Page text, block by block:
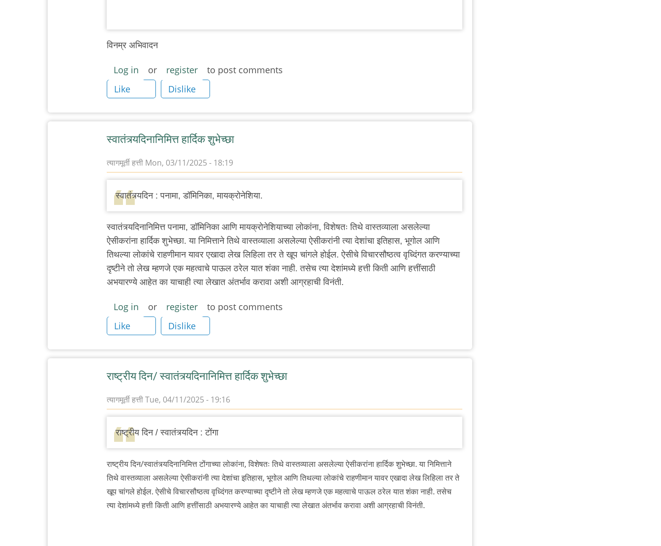
विनम्र अभिवादन
Log in or register
to post comments
Like
Dislike
स्वातंत्र्यदिनानिमित्त हार्दिक शुभेच्छा
त्यागमूर्ती हत्ती Mon, 03/11/2025 - 18:19
स्वातंत्र्यदिन : पनामा, डॉमिनिका, मायक्रोनेशिया.
स्वातंत्र्यदिनानिमित्त पनामा, डॉमिनिका आणि मायक्रोनेशियाच्या लोकांना, विशेषतः तिथे वास्तव्याला असलेल्या
ऐसीकरांना हार्दिक शुभेच्छा. या निमित्ताने तिथे वास्तव्याला असलेल्या ऐसीकरांनी त्या देशांचा इतिहास, भूगोल आणि
तिथल्या लोकांचे राहणीमान यावर एखादा लेख लिहिला तर ते खूप चांगले होईल. ऐसीचे विचारसौष्ठत्व वृध्दिंगत करण्याच्या
दृष्टीने तो लेख म्हणजे एक महत्वाचे पाऊल ठरेल यात शंका नाही. तसेच त्या देशांमध्ये हत्ती किती आणि हत्तींसाठी
अभयारण्ये आहेत का याचाही त्या लेखात अंतर्भाव करावा अशी आग्रहाची विनंती.
Log in or register
to post comments
Like
Dislike
राष्ट्रीय दिन/ स्वातंत्र्यदिनानिमित्त हार्दिक शुभेच्छा
त्यागमूर्ती हत्तीTue, 04/11/2025 - 19:16
राष्ट्रीय दिन / स्वातंत्र्यदिन : टोंगा
राष्ट्रीय दिन/स्वातंत्र्यदिनानिमित्त टोंगाच्या लोकांना, विशेषतः तिथे वास्तव्याला असलेल्या ऐसीकरांना हार्दिक शुभेच्छा. या निमित्ताने
तिथे वास्तव्याला असलेल्या ऐसीकरांनी त्या देशांचा इतिहास, भूगोल आणि तिथल्या लोकांचे राहणीमान यावर एखादा लेख लिहिला तर ते
खूप चांगले होईल. ऐसीचे विचारसौष्ठत्व वृध्दिंगत करण्याच्या दृष्टीने तो लेख म्हणजे एक महत्वाचे पाऊल ठरेल यात शंका नाही. तसेच
त्या देशांमध्ये हत्ती किती आणि हत्तींसाठी अभयारण्ये आहेत का याचाही त्या लेखात अंतर्भाव करावा अशी आग्रहाची विनंती.